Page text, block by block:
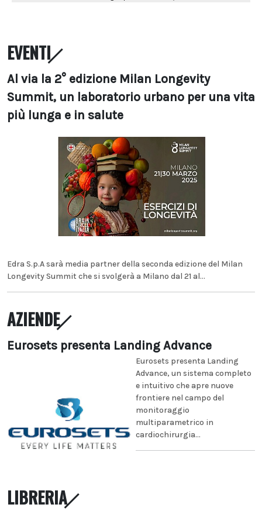
EVENTI
Al via la 2° edizione Milan Longevity
Summit, un laboratorio urbano per una vita
più lunga e in salute
Edra S.p.A sarà media partner della seconda edizione del Milan
Longevity Summit che si svolgerà a Milano dal 21 al...
AZIENDE
Eurosets presenta Landing Advance
Eurosets presenta Landing
Advance, un sistema completo
e intuitivo che apre nuove
frontiere nel campo del
monitoraggio
multiparametrico in
cardiochirurgia...
LIBRERIA